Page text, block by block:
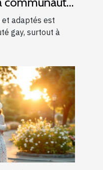
et adaptés est
gay, surtout à